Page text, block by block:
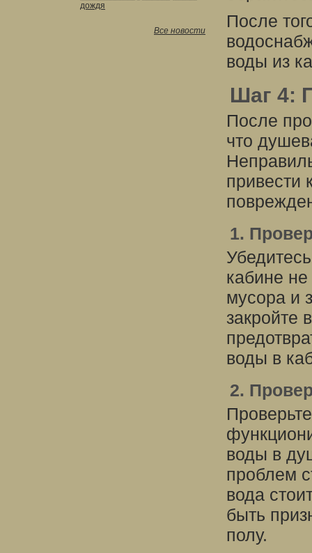
дождя
Все новости
После
воды из
Шаг 4:
После
что
привести
1.
кабине не
мусора и
закройте
воды в
2.
воды в
проблем
вода
быть
полу.